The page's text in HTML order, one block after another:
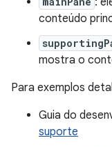
conteúdo
mostra o
Para exemplos
Guia do
suporte